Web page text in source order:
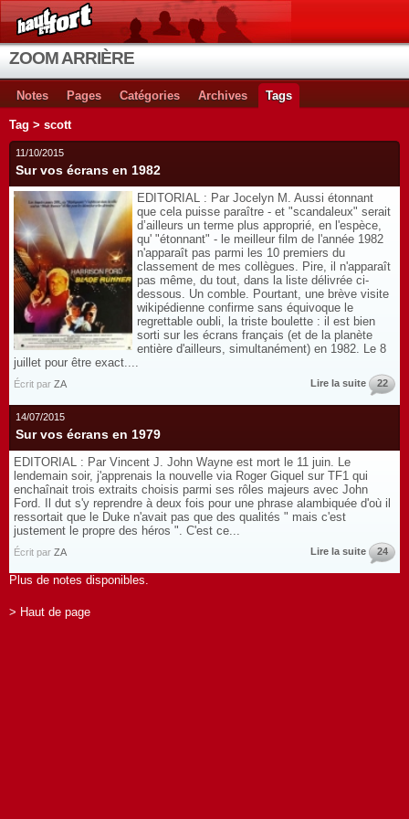
ZOOM ARRIÈRE
Notes Pages Catégories Archives Tags
Tag > scott
11/10/2015
Sur vos écrans en 1982
EDITORIAL : Par Jocelyn M. Aussi étonnant
que cela puisse paraître - et "scandaleux" serait
d’ailleurs un terme plus approprié, en l'espèce,
qu' "étonnant" - le meilleur film de l'année 1982
n'apparaît pas parmi les 10 premiers du
classement de mes collègues. Pire, il n'apparaît
pas même, du tout, dans la liste délivrée ci-
dessous. Un comble. Pourtant, une brève visite
wikipédienne confirme sans équivoque le
regrettable oubli, la triste boulette : il est bien
sorti sur les écrans français (et de la planète
entière d'ailleurs, simultanément) en 1982. Le 8
juillet pour être exact....
Écrit par ZA Lire la suite 22
14/07/2015
Sur vos écrans en 1979
EDITORIAL : Par Vincent J. John Wayne est mort le 11 juin. Le
lendemain soir, j'apprenais la nouvelle via Roger Giquel sur TF1 qui
enchaînait trois extraits choisis parmi ses rôles majeurs avec John
Ford. Il dut s'y reprendre à deux fois pour une phrase alambiquée d'où il
ressortait que le Duke n'avait pas que des qualités " mais c'est
justement le propre des héros ". C'est ce...
Écrit par ZA Lire la suite 24
Plus de notes disponibles.
> Haut de page